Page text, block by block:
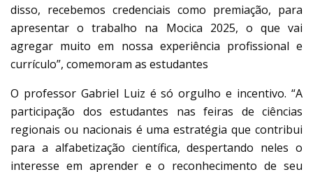
disso, recebemos credenciais como premiação, para
apresentar o trabalho na Mocica 2025, o que vai
agregar muito em nossa experiência profissional e
currículo”, comemoram as estudantes
O professor Gabriel Luiz é só orgulho e incentivo. “A
participação dos estudantes nas feiras de ciências
regionais ou nacionais é uma estratégia que contribui
para a alfabetização científica, despertando neles o
interesse em aprender e o reconhecimento de seu